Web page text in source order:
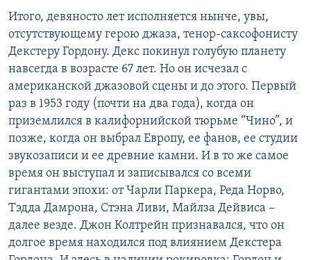
Итого, девяносто лет исполняется нынче, увы,
отсутствующему герою джаза, тенор-саксофонисту
Декстеру Гордону. Декс покинул голубую планету
навсегда в возрасте 67 лет. Но он исчезал с
американской джазовой сцены и до этого. Первый
раз в 1953 году (почти на два года), когда он
приземлился в калифорнийской тюрьме “Чино”, и
позже, когда он выбрал Европу, ее фанов, ее студии
звукозаписи и ее древние камни. И в то же самое
время он выступал и записывался со всеми
гигантами эпохи: от Чарли Паркера, Реда Норво,
Тэдда Дамрона, Стэна Ливи, Майлза Дейвиса –
далее везде. Джон Колтрейн признавался, что он
долгое время находился под влиянием Декстера